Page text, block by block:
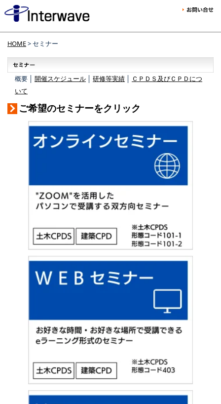
HOME> セミナー
概要 │ 開催スケジュール 研修等実績
ＣＰＤＳ及びＣＰＤにつ
いて
ご希望のセミナーをクリック